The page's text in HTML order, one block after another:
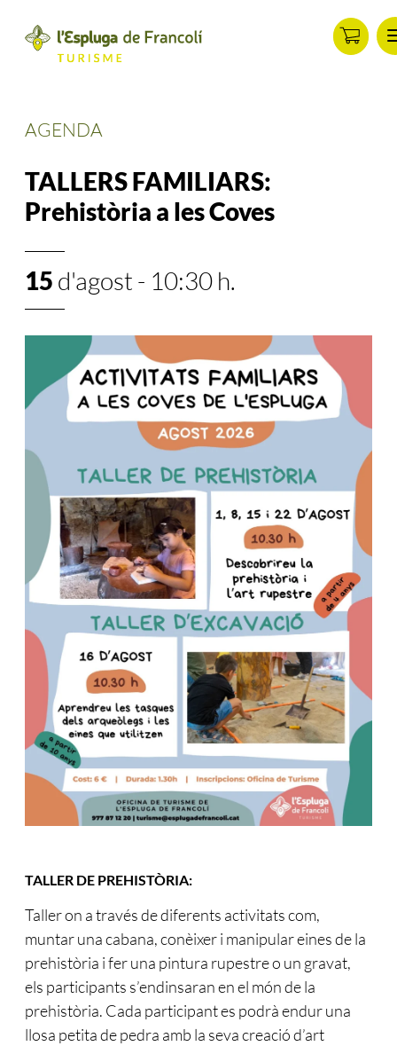
AGENDA
TALLERS FAMILIARS:
Prehistòria a les Coves
15 d'agost - 10:30 h.
TALLER DE PREHISTÒRIA:
Taller on a través de diferents activitats com,
muntar una cabana, conèixer i manipular eines de la
prehistòria i fer una pintura rupestre o un gravat,
els participants s’endinsaran en el món de la
prehistòria. Cada participant es podrà endur una
llosa petita de pedra amb la seva creació d’art